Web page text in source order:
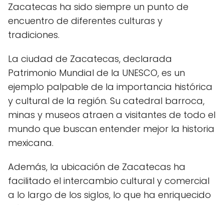
Zacatecas ha sido siempre un punto de
encuentro de diferentes culturas y
tradiciones.
La ciudad de Zacatecas, declarada
Patrimonio Mundial de la UNESCO, es un
ejemplo palpable de la importancia histórica
y cultural de la región. Su catedral barroca,
minas y museos atraen a visitantes de todo el
mundo que buscan entender mejor la historia
mexicana.
Además, la ubicación de Zacatecas ha
facilitado el intercambio cultural y comercial
a lo largo de los siglos, lo que ha enriquecido